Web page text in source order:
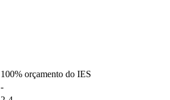
100% orçamento do IES
-